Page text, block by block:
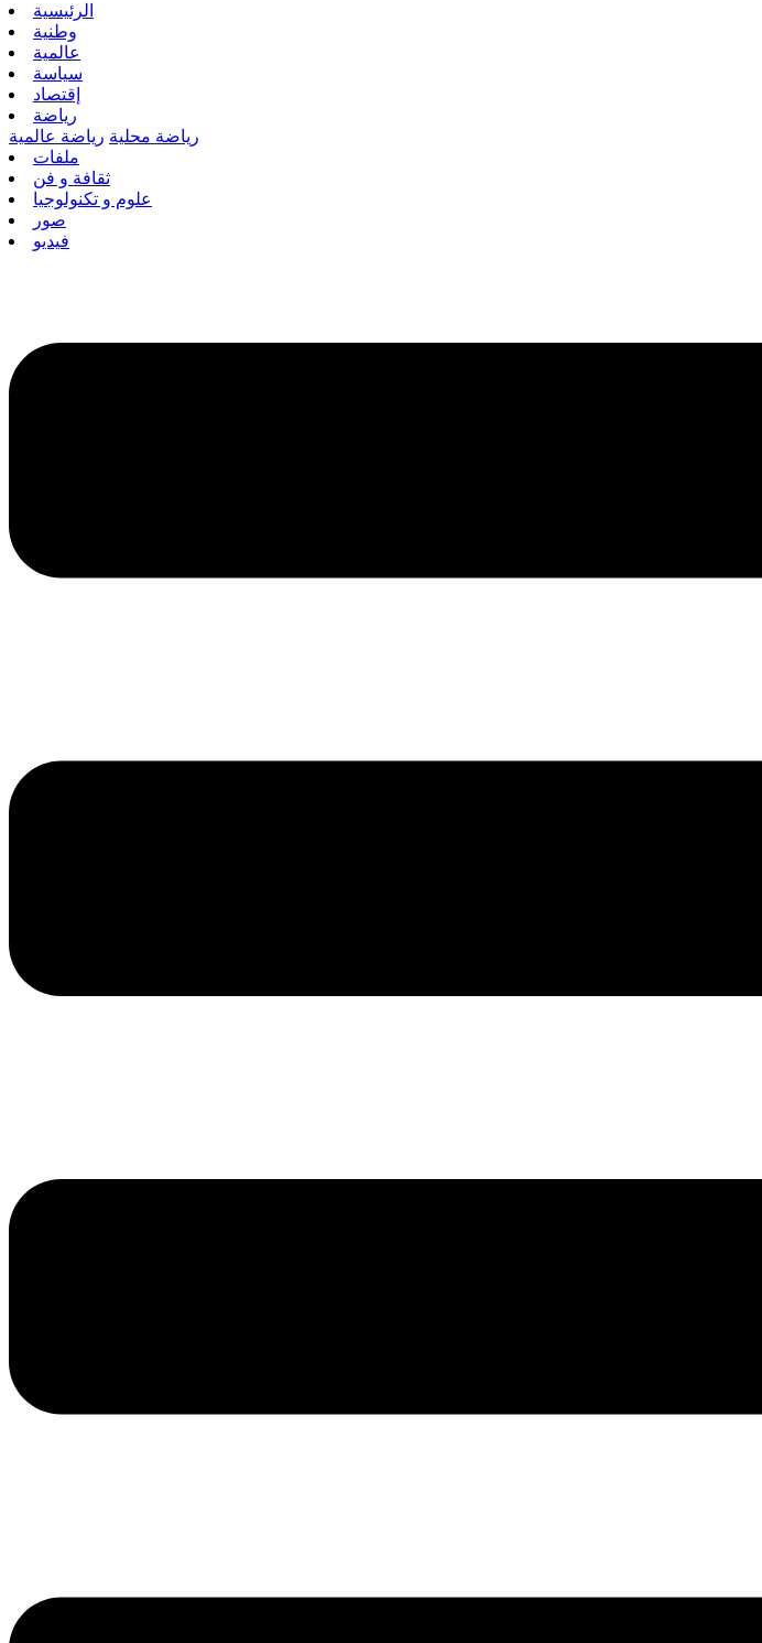
الرئيسية
وطنية
عالمية
سياسة
إقتصاد
رياضة
رياضة محلية رياضة عالمية
ملفات
ثقافة و فن
علوم و تكنولوجيا
صور
فيديو